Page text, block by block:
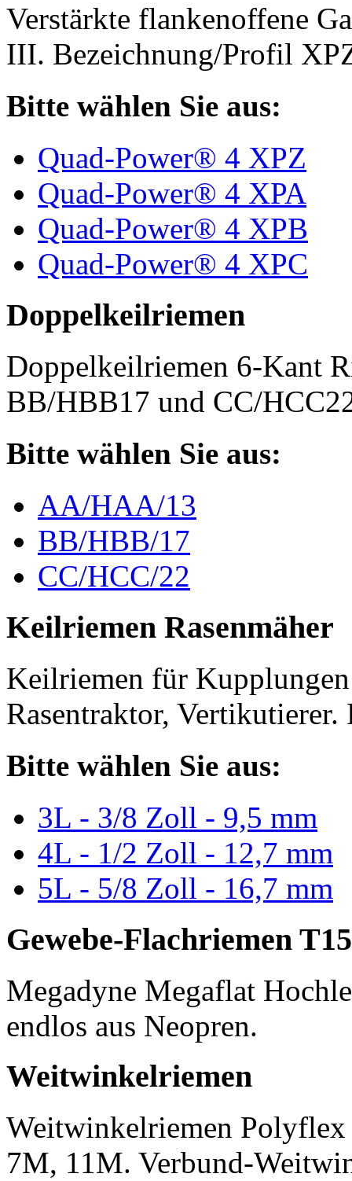
Verstärkte flankenoffene
III. Bezeichnung/Profil
Bitte wählen Sie aus:
Quad-Power® 4 XPZ
Quad-Power® 4 XPA
Quad-Power® 4 XPB
Quad-Power® 4 XPC
Doppelkeilriemen
Doppelkeilriemen 6-Kant
BB/HBB17 und CC/
Bitte wählen Sie aus:
AA/HAA/13
BB/HBB/17
CC/HCC/22
Keilriemen Rasenmäher
Keilriemen für Kupplungen
Rasentraktor,
Bitte wählen Sie aus:
3L - 3/8 Zoll - 9,5 mm
4L - 1/2 Zoll - 12,7 mm
5L - 5/8 Zoll - 16,7 mm
Gewebe-Flachriemen
Megadyne Megaflat
endlos aus Neopren.
Weitwinkelriemen
Weitwinkelriemen
7M, 11M. Verbund-